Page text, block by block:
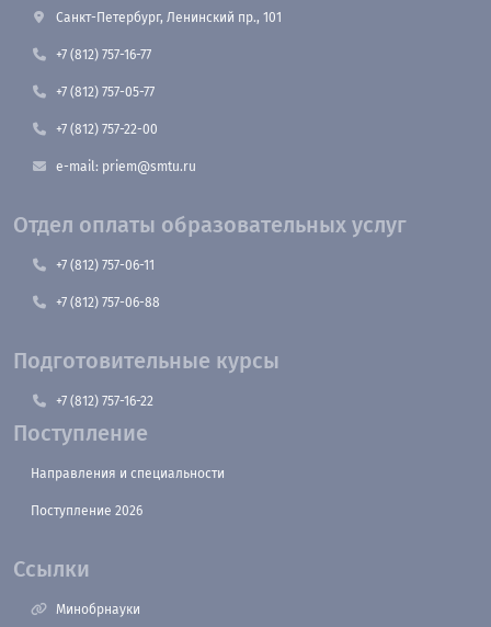
Санкт-Петербург, Ленинский пр., 101
+7 (812) 757-16-77
+7 (812) 757-05-77
+7 (812) 757-22-00
e-mail: priem@smtu.ru
Отдел оплаты образовательных услуг
+7 (812) 757-06-11
+7 (812) 757-06-88
Подготовительные курсы
+7 (812) 757-16-22
Поступление
Направления и специальности
Поступление 2026
Ссылки
Минобрнауки